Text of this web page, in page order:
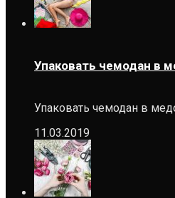
Упаковать чемодан в
Упаковать чемодан в
11.03.2019